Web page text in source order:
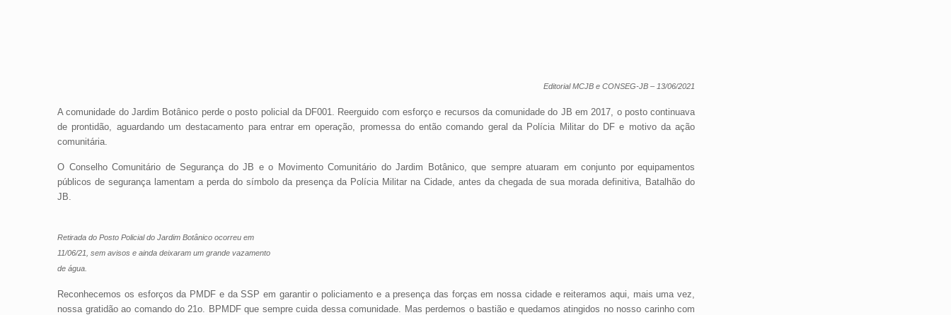
Editorial MCJB e CONSEG-JB – 13/06/2021
A comunidade do Jardim Botânico perde o posto policial da DF001. Reerguido com esforço e recursos da comunidade do JB em 2017, o posto continuava
de prontidão, aguardando um destacamento para entrar em operação, promessa do então comando geral da Polícia Militar do DF e motivo da ação
comunitária.
O Conselho Comunitário de Segurança do JB e o Movimento Comunitário do Jardim Botânico, que sempre atuaram em conjunto por equipamentos
públicos de segurança lamentam a perda do símbolo da presença da Polícia Militar na Cidade, antes da chegada de sua morada definitiva, Batalhão do
JB.
Retirada do Posto Policial do Jardim Botânico ocorreu em
11/06/21, sem avisos e ainda deixaram um grande vazamento
de água.
Reconhecemos os esforços da PMDF e da SSP em garantir o policiamento e a presença das forças em nossa cidade e reiteramos aqui, mais uma vez,
nossa gratidão ao comando do 21o. BPMDF que sempre cuida dessa comunidade. Mas perdemos o bastião e quedamos atingidos no nosso carinho com